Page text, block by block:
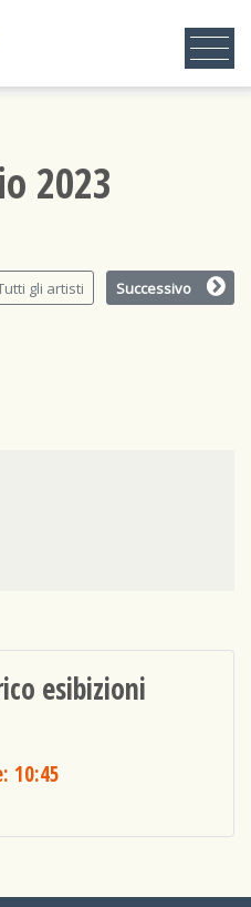
2023
gli artisti Successivo
esibizioni
10:45